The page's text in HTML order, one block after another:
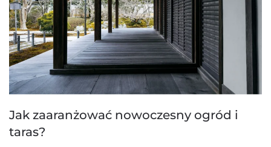
Jak zaaranżować nowoczesny ogród i
taras?